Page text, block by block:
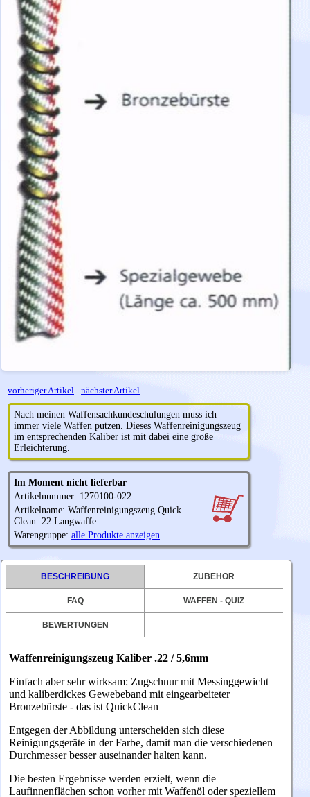
vorheriger Artikel - nächster Artikel
Nach meinen Waffensachkundeschulungen muss ich
immer viele Waffen putzen. Dieses Waffenreinigungszeug
im entsprechenden Kaliber ist mit dabei eine große
Erleichterung.
Im Moment nicht lieferbar
Artikelnummer: 1270100-022
Artikelname: Waffenreinigungszeug Quick
Clean .22 Langwaffe
Warengruppe: alle Produkte anzeigen
BESCHREIBUNG ZUBEHÖR
FAQ WAFFEN - QUIZ
BEWERTUNGEN
Waffenreinigungszeug Kaliber .22 / 5,6mm
Einfach aber sehr wirksam: Zugschnur mit Messinggewicht
und kaliberdickes Gewebeband mit eingearbeiteter
Bronzebürste - das ist QuickClean
Entgegen der Abbildung unterscheiden sich diese
Reinigungsgeräte in der Farbe, damit man die verschiedenen
Durchmesser besser auseinander halten kann.
Die besten Ergebnisse werden erzielt, wenn die
Laufinnenflächen schon vorher mit Waffenöl oder speziellem